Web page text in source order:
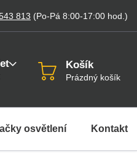
813 (Po-Pá 8:00-17:00 hod. )
Košík
Prázdný košík
osvětlení Kontakt